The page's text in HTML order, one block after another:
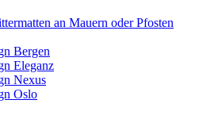
an Mauern oder Pfosten
Bergen
Eleganz
Nexus
Oslo